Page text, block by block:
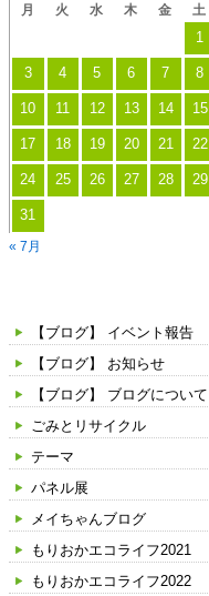
月
火 水 木 金 土
1
3 4 5 6 7 8
10 11 12 13 14 15
17 18 19 20 21 22
24 25 26 27 28 29
31
« 7月
【ブログ】 イベント報告
【ブログ】 お知らせ
【ブログ】 ブログについて
ごみとリサイクル
テーマ
パネル展
メイちゃんブログ
もりおかエコライフ2021
もりおかエコライフ2022